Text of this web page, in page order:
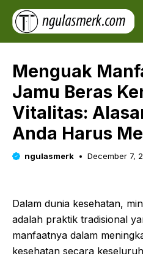
Skip
content
Menguak
Jamu Beras
Vitalitas:
Anda Harus
ngulasmerk December 7,
Dalam dunia kesehatan,
adalah praktik tradisional
manfaatnya dalam
kesehatan secara